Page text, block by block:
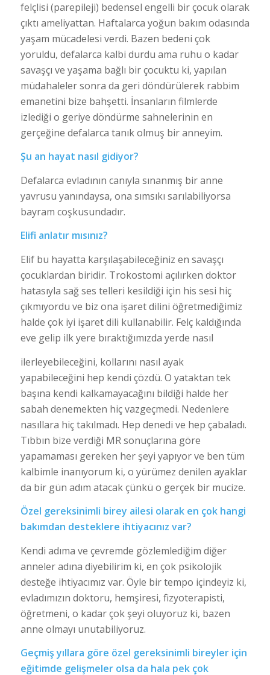
felçlisi (parepileji) bedensel engelli bir çocuk olarak
çıktı ameliyattan. Haftalarca yoğun bakım odasında
yaşam mücadelesi verdi. Bazen bedeni çok
yoruldu, defalarca kalbi durdu ama ruhu o kadar
savaşçı ve yaşama bağlı bir çocuktu ki, yapılan
müdahaleler sonra da geri döndürülerek rabbim
emanetini bize bahşetti. İnsanların filmlerde
izlediği o geriye döndürme sahnelerinin en
gerçeğine defalarca tanık olmuş bir anneyim.
Şu an hayat nasıl gidiyor?
Defalarca evladının canıyla sınanmış bir anne
yavrusu yanındaysa, ona sımsıkı sarılabiliyorsa
bayram coşkusundadır.
Elifi anlatır mısınız?
Elif bu hayatta karşılaşabileceğiniz en savaşçı
çocuklardan biridir. Trokostomi açılırken doktor
hatasıyla sağ ses telleri kesildiği için his sesi hiç
çıkmıyordu ve biz ona işaret dilini öğretmediğimiz
halde çok iyi işaret dili kullanabilir. Felç kaldığında
eve gelip ilk yere bıraktığımızda yerde nasıl
ilerleyebileceğini, kollarını nasıl ayak
yapabileceğini hep kendi çözdü. O yataktan tek
başına kendi kalkamayacağını bildiği halde her
sabah denemekten hiç vazgeçmedi. Nedenlere
nasıllara hiç takılmadı. Hep denedi ve hep çabaladı.
Tıbbın bize verdiği MR sonuçlarına göre
yapamaması gereken her şeyi yapıyor ve ben tüm
kalbimle inanıyorum ki, o yürümez denilen ayaklar
da bir gün adım atacak çünkü o gerçek bir mucize.
Özel gereksinimli birey ailesi olarak en çok hangi
bakımdan desteklere ihtiyacınız var?
Kendi adıma ve çevremde gözlemlediğim diğer
anneler adına diyebilirim ki, en çok psikolojik
desteğe ihtiyacımız var. Öyle bir tempo içindeyiz ki,
evladımızın doktoru, hemşiresi, fizyoterapisti,
öğretmeni, o kadar çok şeyi oluyoruz ki, bazen
anne olmayı unutabiliyoruz.
Geçmiş yıllara göre özel gereksinimli bireyler için
eğitimde gelişmeler olsa da hala pek çok